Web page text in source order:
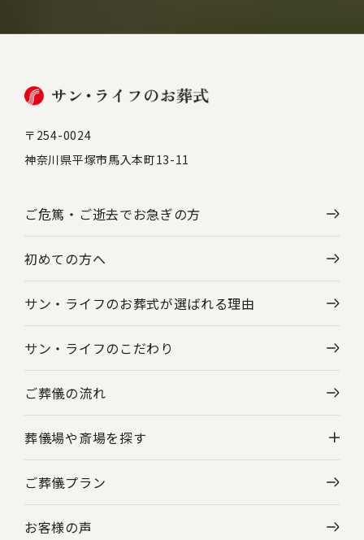
〒254-0024
神奈川県平塚市馬入本町13-11
ご危篤・ご逝去でお急ぎの方
初めての方へ
サン・ライフのお葬式が選ばれる理由
サン・ライフのこだわり
ご葬儀の流れ
葬儀場や斎場を探す
神奈川県の葬儀場・斎場一覧
東京都の葬儀場・斎場一覧
ご葬儀プラン
お客様の声